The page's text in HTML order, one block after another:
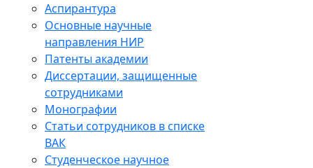
Аспирантура
Основные научные
направления НИР
Патенты академии
Диссертации, защищенные
сотрудниками
Монографии
Статьи сотрудников в списке
ВАК
Студенческое научное